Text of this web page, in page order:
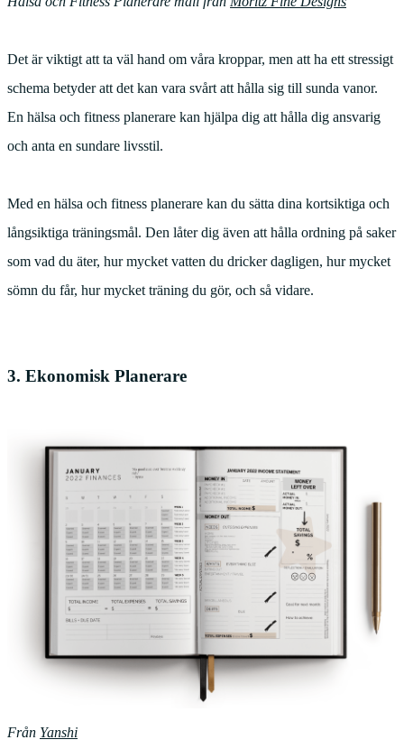
Det är viktigt att ta väl hand om våra kroppar, men att ha ett stressigt
schema betyder att det kan vara svårt att hålla sig till sunda vanor.
En hälsa och fitness planerare kan hjälpa dig att hålla dig ansvarig
och anta en sundare livsstil.
Med en hälsa och fitness planerare kan du sätta dina kortsiktiga och
långsiktiga träningsmål. Den låter dig även att hålla ordning på saker
som vad du äter, hur mycket vatten du dricker dagligen, hur mycket
sömn du får, hur mycket träning du gör, och så vidare.
3. Ekonomisk Planerare
Från Yanshi